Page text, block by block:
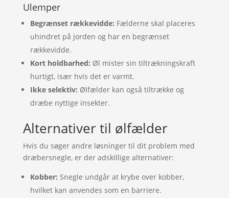
Ulemper
Begrænset rækkevidde: Fælderne skal placeres
uhindret på jorden og har en begrænset
rækkevidde.
Kort holdbarhed: Øl mister sin tiltrækningskraft
hurtigt, især hvis det er varmt.
Ikke selektiv: Ølfælder kan også tiltrække og
dræbe nyttige insekter.
Alternativer til ølfælder
Hvis du søger andre løsninger til dit problem med
dræbersnegle, er der adskillige alternativer:
Kobber: Snegle undgår at krybe over kobber,
hvilket kan anvendes som en barriere.